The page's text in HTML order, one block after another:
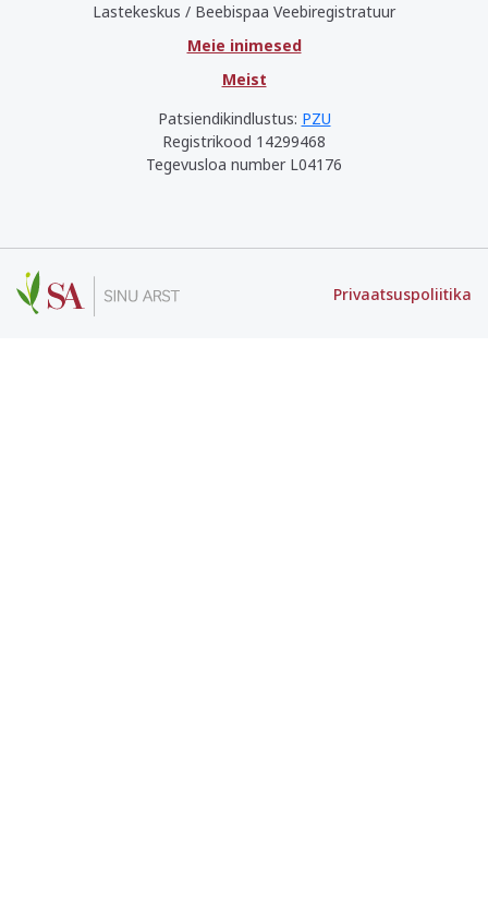
Lastekeskus / Beebispaa Veebiregistratuur
Meie inimesed
Meist
Patsiendikindlustus: PZU
Registrikood 14299468
Tegevusloa number L04176
Privaatsuspoliitika